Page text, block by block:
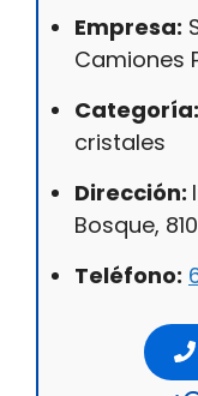
Empresa:
Camiones
Categoría:
cristales
Dirección:
Bosque,
Teléfono: